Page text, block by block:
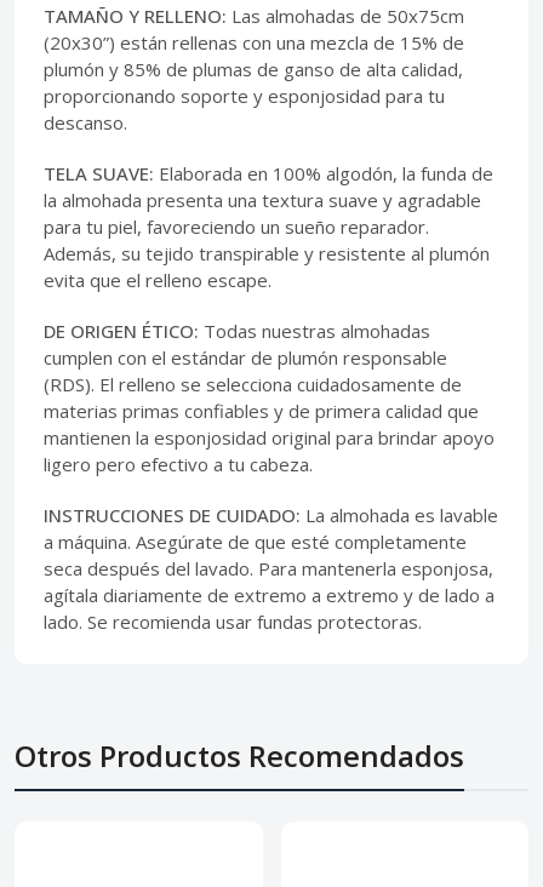
TAMAÑO Y RELLENO: Las almohadas de 50x75cm
(20x30”) están rellenas con una mezcla de 15% de
plumón y 85% de plumas de ganso de alta calidad,
proporcionando soporte y esponjosidad para tu
descanso.
TELA SUAVE: Elaborada en 100% algodón, la funda de
la almohada presenta una textura suave y agradable
para tu piel, favoreciendo un sueño reparador.
Además, su tejido transpirable y resistente al plumón
evita que el relleno escape.
DE ORIGEN ÉTICO: Todas nuestras almohadas
cumplen con el estándar de plumón responsable
(RDS). El relleno se selecciona cuidadosamente de
materias primas confiables y de primera calidad que
mantienen la esponjosidad original para brindar apoyo
ligero pero efectivo a tu cabeza.
INSTRUCCIONES DE CUIDADO: La almohada es lavable
a máquina. Asegúrate de que esté completamente
seca después del lavado. Para mantenerla esponjosa,
agítala diariamente de extremo a extremo y de lado a
lado. Se recomienda usar fundas protectoras.
Otros Productos Recomendados